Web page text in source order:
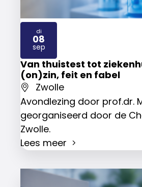
Van thuistest tot
(on)zin, feit en fabel
Zwolle
Avondlezing door prof.dr.
georganiseerd door de
Zwolle.
Lees meer
di
08
sep
2026